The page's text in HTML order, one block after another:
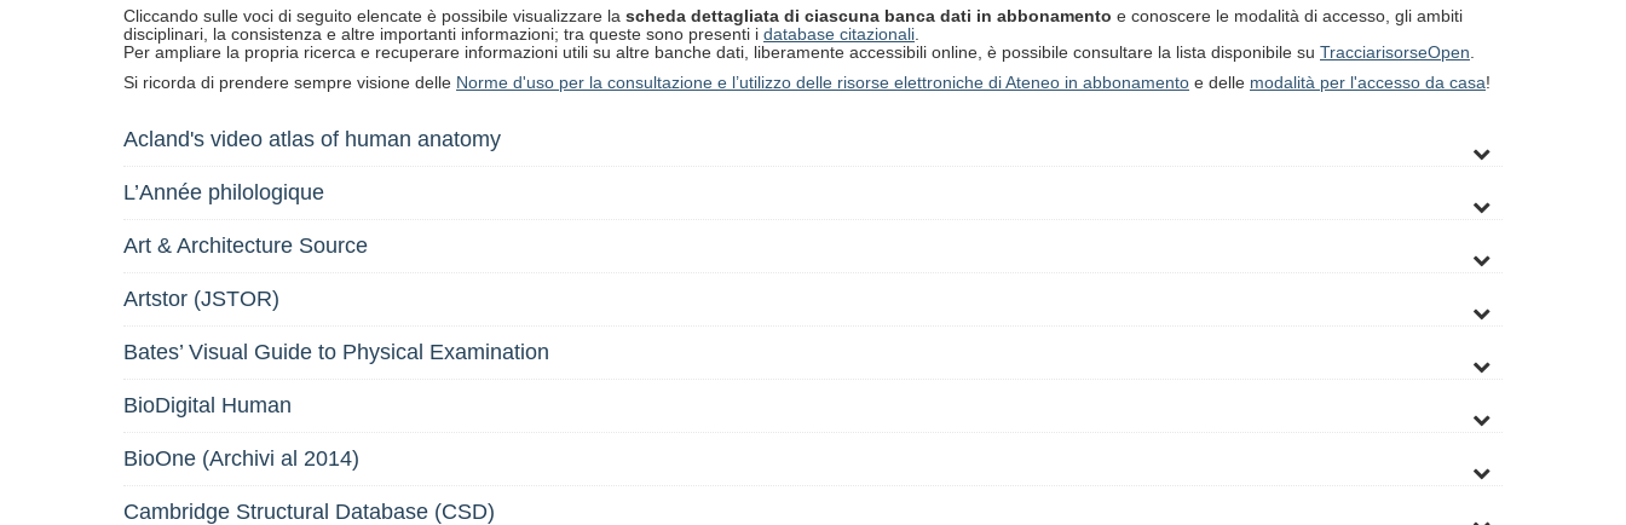
Cliccando sulle voci di seguito elencate è possibile visualizzare la scheda dettagliata di ciascuna banca dati in abbonamento e conoscere le modalità di accesso, gli ambiti
disciplinari, la consistenza e altre importanti informazioni; tra queste sono presenti i database citazionali
Per ampliare la propria ricerca e recuperare informazioni utili su altre banche dati, liberamente accessibili online, è possibile consultare la lista disponibile su TracciarisorseOpen
Si ricorda di prendere sempre visione delle Norme d'uso per la consultazione e l’utilizzo delle risorse elettroniche di Ateneo in abbonamento e delle modalità per l'accesso da casa!
Acland's video atlas of human anatomy
L’Année philologique
Art & Architecture Source
Artstor (JSTOR)
Bates’ Visual Guide to Physical Examination
BioDigital Human
BioOne (Archivi al 2014)
Cambridge Structural Database (CSD)